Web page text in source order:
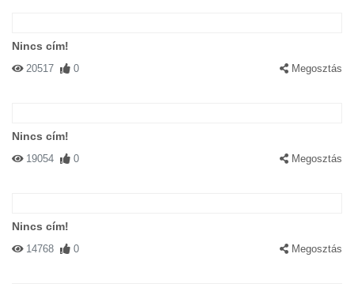
Nincs cím!
20517 0 Megosztás
Nincs cím!
19054 0 Megosztás
Nincs cím!
14768 0 Megosztás